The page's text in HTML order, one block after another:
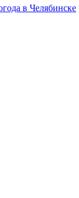
в Челябинске